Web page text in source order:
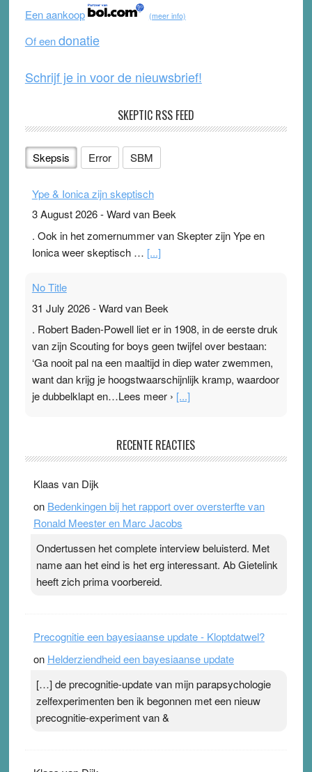
o
k
e
Een aankoop
(meer info)
Of eendonatie
Schrijf je in voor de nieuwsbrief!
SKEPTIC RSS FEED
Skepsis Error SBM
Ype & Ionica zijn skeptisch
3 August 2026-Ward van Beek
. Ook in het zomernummer van Skepter zijn Ype en
Ionica weer skeptisch … [...]
No Title
31 July 2026-Ward van Beek
. Robert Baden-Powell liet er in 1908, in de eerste druk
van zijn Scouting for boys geen twijfel over bestaan:
‘Ga nooit pal na een maaltijd in diep water zwemmen,
want dan krijg je hoogstwaarschijnlijk kramp, waardoor
je dubbelklapt en…Lees meer › [...]
Ward van Beek
topsporters. Ze hopen ermee hun hartslag te verlagen
terwijl ze meer zuurstof opnemen. Daarop heeft zo’n
pleister geen effect. Maar het gevoel ‘makkelijker te
Pleisterplakkers in de topspsort ›[...]
RECENTE REACTIES
Klaas van Dijk
on Bedenkingen bij het rapport over oversterfte van
Ronald Meester en Marc Jacobs
Ondertussen het complete interview beluisterd. Met
name aan het eind is het erg interessant. Ab Gietelink
heeft zich prima voorbereid.
Precognitie een bayesiaanse update - Kloptdatwel?
on Helderziendheid een bayesiaanse update
[…] de precognitie-update van mijn parapsychologie
zelfexperimenten ben ik begonnen met een nieuw
precognitie-experiment van &